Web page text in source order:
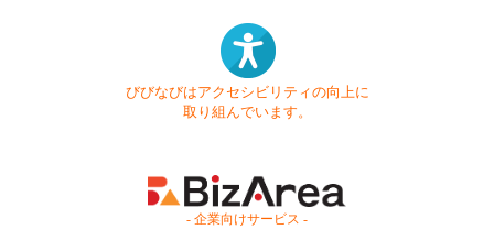
びびなびはアクセシビリティの向上に
取り組んでいます。
- 企業向けサービス -